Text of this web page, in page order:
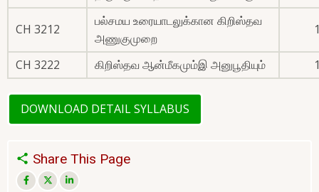
CH 3212
பல்சமய உரையாடலுக்கான கிறிஸ்தவ
அணுகுமுறை
CH 3222 கிறிஸ்தவ ஆன்மீகமும்இ அனுபூதியும்
DOWNLOAD DETAIL SYLLABUS
Share This Page